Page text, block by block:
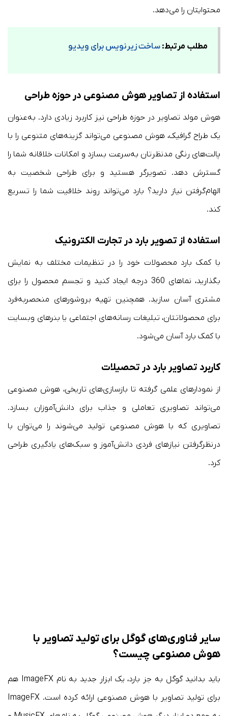
محتوایتان را می‌دهد.
مطلب مرتبط: ساخت زیرنویس برای ویدیو
استفاده از تصاویر هوش مصنوعی در حوزه طراحی
هوش مولد تصاویر در حوزه طراحی نیز کاربرد زیادی دارد. به‌عنوان
یک طراح گرافیک، هوش مصنوعی می‌تواند گزینه‌های متنوعی را با
پالت‌های رنگی مدنظرتان به‌سرعت بسازد و امکانات خلاقانه شما را
گسترش دهد. تصویرگر هستید و برای طراحی شخصیت به
الهام‌گرفتن نیاز دارید؟ بارد می‌تواند روند خلاقیت شما را تسریع
کند.
استفاده از تصویر بارد در تجارت الکترونیک
با کمک بارد محصولات خود را در تنظیمات مختلف به نمایش
بگذارید، نماهای 360 درجه ایجاد کنید و تجسم محصول را برای
مشتری آسان سازید. همچنین تهیه بروشورهای منحصربه‌فرد
برای محصولاتتان، تبلیغات رسانه‌های اجتماعی یا بنرهای وبسایت
با کمک بارد آسان می‌شود.
کاربرد تصاویر بارد در تحصیلات
از نمودارهای علمی گرفته تا بازسازی‌های تاریخی، هوش مصنوعی
می‌تواند تصاویری تعاملی و جذاب برای دانش‌آموزان بسازد.
تصاویری که با هوش مصنوعی تولید می‌شوند را می‌توان با
درنظرگرفتن نیازهای فردی دانش‌آموز و سبک‌های یادگیری طراحی
کرد.
سایر فناوری‌های گوگل برای تولید تصاویر با
هوش مصنوعی چیست؟
باید بدانید گوگل به جز بارد، یک ابزار جدید به نام ImageFX هم
برای تولید تصاویر با هوش مصنوعی ارائه کرده است. ImageFX